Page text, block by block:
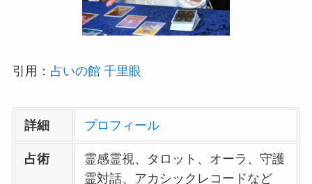
引用： 占いの館 千里眼
詳細 プロフィール
占術
霊感霊視、タロット、オーラ、守護
霊対話、アカシックレコードなど